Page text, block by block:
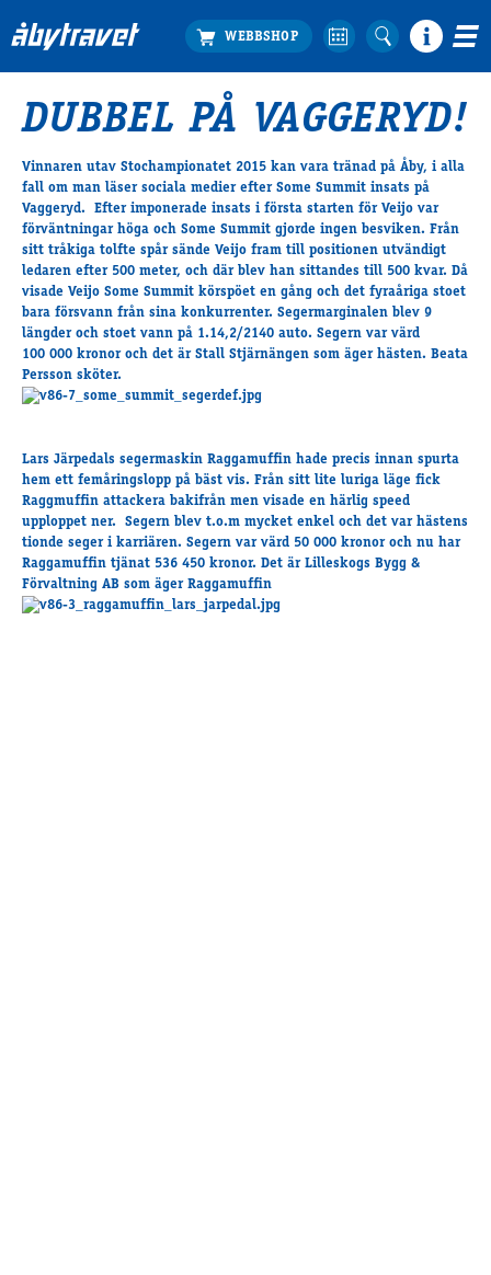
Köp biljett
Travprogrammet
Boka ställplats
Bra att veta
Restauranger
Catering by Lyon
Hotell nära oss
Nybörjar­guide
Tävlingsdagar
Travkonferens
Exponering & värdskap
Aktiviteter
DUBBEL PÅ VAGGERYD!
Vinnaren utav Stochampionatet 2015 kan vara tränad på Åby, i alla
fall om man läser sociala medier efter Some Summit insats på
Vaggeryd. Efter imponerade insats i första starten för Veijo var
förväntningar höga och Some Summit gjorde ingen besviken. Från
sitt tråkiga tolfte spår sände Veijo fram till positionen utvändigt
ledaren efter 500 meter, och där blev han sittandes till 500 kvar. Då
visade Veijo Some Summit körspöet en gång och det fyraåriga stoet
bara försvann från sina konkurrenter. Segermarginalen blev 9
längder och stoet vann på 1.14,2/2140 auto. Segern var värd
100 000 kronor och det är Stall Stjärnängen som äger hästen. Beata
Persson sköter.
Lars Järpedals segermaskin Raggamuffin hade precis innan spurta
hem ett femåringslopp på bäst vis. Från sitt lite luriga läge fick
Raggmuffin attackera bakifrån men visade en härlig speed
upploppet ner. Segern blev t.o.m mycket enkel och det var hästens
tionde seger i karriären. Segern var värd 50 000 kronor och nu har
Raggamuffin tjänat 536 450 kronor. Det är Lilleskogs Bygg &
Förvaltning AB som äger Raggamuffin